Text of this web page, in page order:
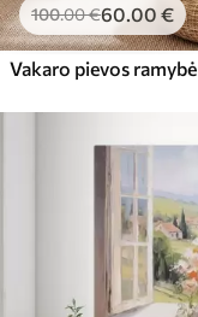
100.00€60.00 €
Vakaro pievos ramybė